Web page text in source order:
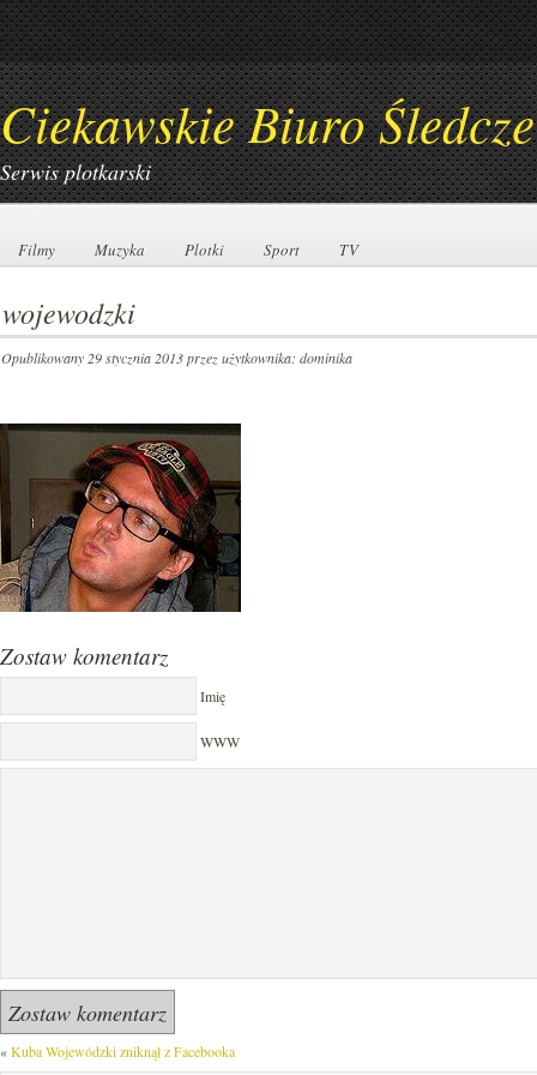
Ciekawskie Biuro Śledcze
Serwis plotkarski
Filmy
Filmy Muzyka
Muzyka Plotki
Plotki Sport
Sport TV
TV
wojewodzki
Opublikowany 29 stycznia 2013przez użytkownika: dominika
Zostaw komentarz
Imię
WWW
«Kuba Wojewódzki zniknął z Facebooka